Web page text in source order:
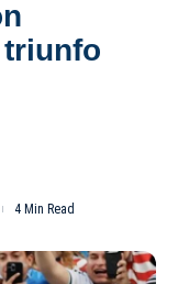
4 Min Read